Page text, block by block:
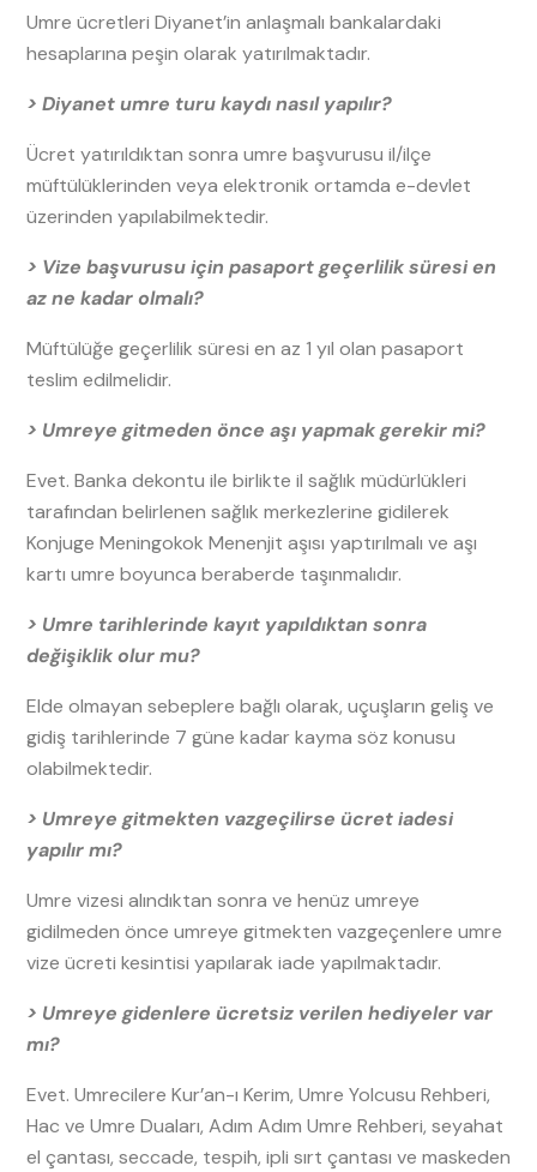
Umre ücretleri Diyanet’in anlaşmalı bankalardaki
hesaplarına peşin olarak yatırılmaktadır.
> Diyanet umre turu kaydı nasıl yapılır?
Ücret yatırıldıktan sonra umre başvurusu il/ilçe
müftülüklerinden veya elektronik ortamda e-devlet
üzerinden yapılabilmektedir.
> Vize başvurusu için pasaport geçerlilik süresi en
az ne kadar olmalı?
Müftülüğe geçerlilik süresi en az 1 yıl olan pasaport
teslim edilmelidir.
> Umreye gitmeden önce aşı yapmak gerekir mi?
Evet. Banka dekontu ile birlikte il sağlık müdürlükleri
tarafından belirlenen sağlık merkezlerine gidilerek
Konjuge Meningokok Menenjit aşısı yaptırılmalı ve aşı
kartı umre boyunca beraberde taşınmalıdır.
> Umre tarihlerinde kayıt yapıldıktan sonra
değişiklik olur mu?
Elde olmayan sebeplere bağlı olarak, uçuşların geliş ve
gidiş tarihlerinde 7 güne kadar kayma söz konusu
olabilmektedir.
> Umreye gitmekten vazgeçilirse ücret iadesi
yapılır mı?
Umre vizesi alındıktan sonra ve henüz umreye
gidilmeden önce umreye gitmekten vazgeçenlere umre
vize ücreti kesintisi yapılarak iade yapılmaktadır.
> Umreye gidenlere ücretsiz verilen hediyeler var
mı?
Evet. Umrecilere Kur’an-ı Kerim, Umre Yolcusu Rehberi,
Hac ve Umre Duaları, Adım Adım Umre Rehberi, seyahat
el çantası, seccade, tespih, ipli sırt çantası ve maskeden